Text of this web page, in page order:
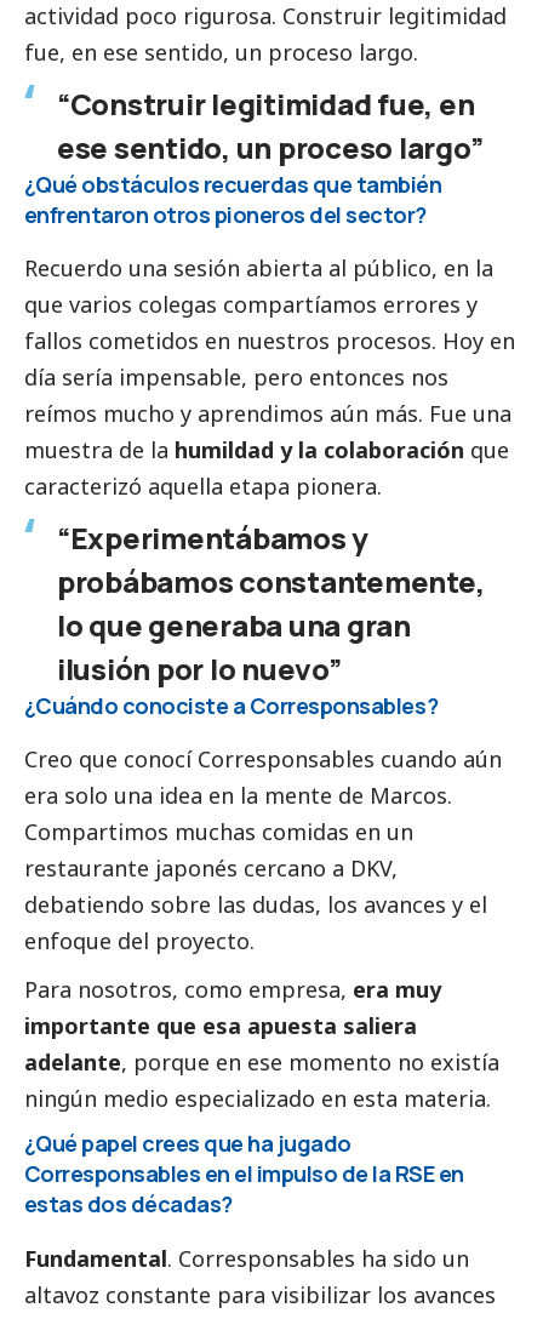
actividad poco rigurosa. Construir legitimidad
fue, en ese sentido, un proceso largo.
“Construir legitimidad fue, en
ese sentido, un proceso largo”
¿Qué obstáculos recuerdas que también
enfrentaron otros pioneros del sector?
Recuerdo una sesión abierta al público, en la
que varios colegas compartíamos errores y
fallos cometidos en nuestros procesos. Hoy en
día sería impensable, pero entonces nos
reímos mucho y aprendimos aún más. Fue una
muestra de la humildad y la colaboración que
caracterizó aquella etapa pionera.
“Experimentábamos y
probábamos constantemente,
lo que generaba una gran
ilusión por lo nuevo”
¿Cuándo conociste a Corresponsables?
Creo que conocí Corresponsables cuando aún
era solo una idea en la mente de Marcos.
Compartimos muchas comidas en un
restaurante japonés cercano a DKV,
debatiendo sobre las dudas, los avances y el
enfoque del proyecto.
Para nosotros, como empresa, era muy
importante que esa apuesta saliera
adelante, porque en ese momento no existía
ningún medio especializado en esta materia.
¿Qué papel crees que ha jugado
Corresponsables en el impulso de la RSE en
estas dos décadas?
Fundamental. Corresponsables ha sido un
altavoz constante para visibilizar los avances